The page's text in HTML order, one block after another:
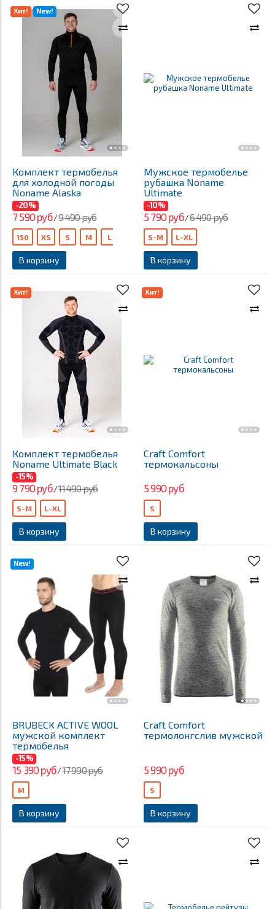
Хит! New!
Комплект термобелья
для холодной погоды
Noname Alaska
-20%
7 590 руб/9 490 руб
В корзину
150 XS S M L XXXL 140
Мужское термобелье
рубашка Noname
Ultimate
-10%
5 790 руб/6 490 руб
В корзину
S-M L-XL
Хит!
Комплект термобелья
Noname Ultimate Black
-15%
9 790 руб/11 490 руб
В корзину
S-M L-XL
Хит!
Craft Comfort
термокальсоны
5 990 руб
В корзину
S
New!
BRUBECK ACTIVE WOOL
мужской комплект
термобелья
-15%
15 390 руб/17 990 руб
В корзину
M
Craft Comfort
термолонгслив мужской
5 990 руб
В корзину
S